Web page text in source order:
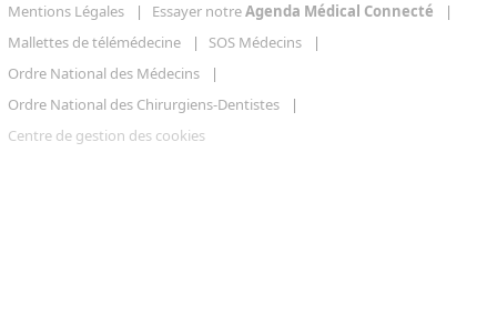
Mentions Légales
Essayer notreAgenda Médical Connecté
Mallettes de télémédecine
SOS Médecins
Ordre National des Médecins
Ordre National des Chirurgiens-Dentistes
Centre de gestion des cookies